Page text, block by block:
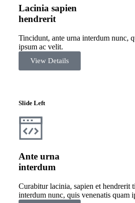
Lacinia sapien
hendrerit
Tincidunt, ante urna interdum nunc,
ipsum ac velit.
View Details
Slide Left
Ante urna
interdum
Curabitur lacinia, sapien et hendrerit
interdum nunc, quis venenatis quam